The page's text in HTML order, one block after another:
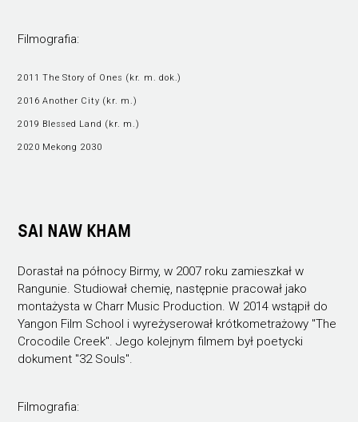
Filmografia:
2011 The Story of Ones (kr. m. dok.)
2016 Another City (kr. m.)
2019 Blessed Land (kr. m.)
2020 Mekong 2030
SAI NAW KHAM
Dorastał na północy Birmy, w 2007 roku zamieszkał w
Rangunie. Studiował chemię, następnie pracował jako
montażysta w Charr Music Production. W 2014 wstąpił do
Yangon Film School i wyreżyserował krótkometrażowy "The
Crocodile Creek". Jego kolejnym filmem był poetycki
dokument "32 Souls".
Filmografia: